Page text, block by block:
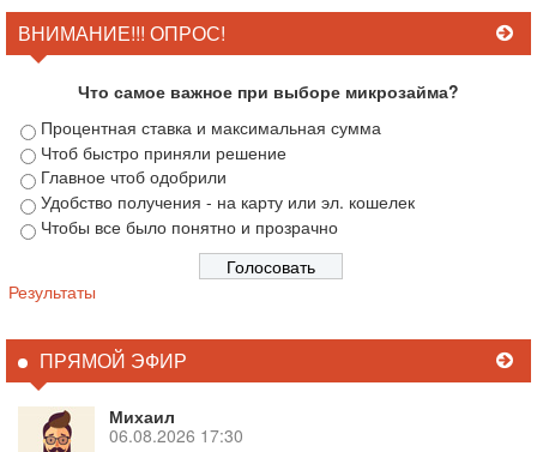
ВНИМАНИЕ!!! ОПРОС!
Что самое важное при выборе микрозайма?
Процентная ставка и максимальная сумма
Чтоб быстро приняли решение
Главное чтоб одобрили
Удобство получения - на карту или эл. кошелек
Чтобы все было понятно и прозрачно
Результаты
ПРЯМОЙ ЭФИР
Михаил
06.08.2026 17:30